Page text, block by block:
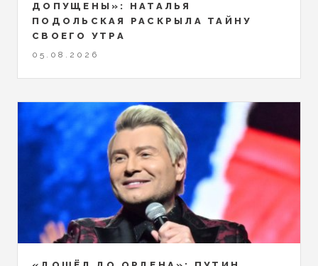
ДОПУЩЕНЫ»: НАТАЛЬЯ
ПОДОЛЬСКАЯ РАСКРЫЛА ТАЙНУ
СВОЕГО УТРА
05.08.2026